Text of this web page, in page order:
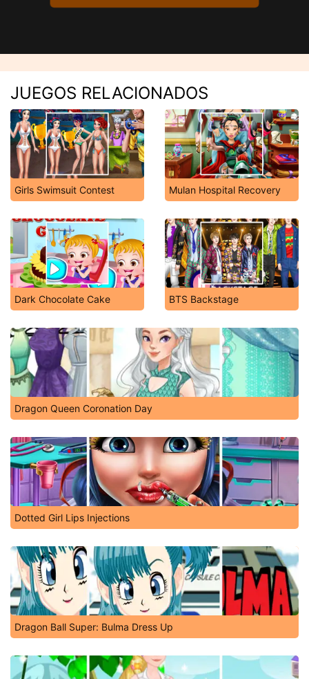
JUEGOS RELACIONADOS
Girls Swimsuit Contest Mulan Hospital Recovery
Dark Chocolate Cake BTS Backstage
Dragon Queen Coronation Day
Dotted Girl Lips Injections
Dragon Ball Super: Bulma Dress Up